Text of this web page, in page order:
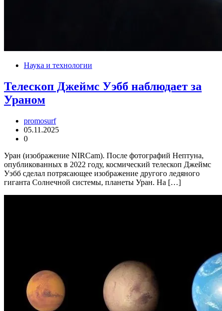
Наука и технологии
Телескоп Джеймс Уэбб наблюдает за
Ураном
promosurf
05.11.2025
0
Уран (изображение NIRCam). После фотографий Нептуна,
опубликованных в 2022 году, космический телескоп Джеймс
Уэбб сделал потрясающее изображение другого ледяного
гиганта Солнечной системы, планеты Уран. На […]